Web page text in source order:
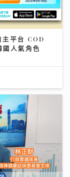
主平台 COD
人氣角色